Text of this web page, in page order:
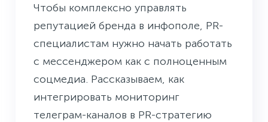
Чтобы комплексно управлять
репутацией бренда в инфополе, PR-
специалистам нужно начать работать
с мессенджером как с полноценным
соцмедиа. Рассказываем, как
интегрировать мониторинг
телеграм-каналов в PR-стратегию